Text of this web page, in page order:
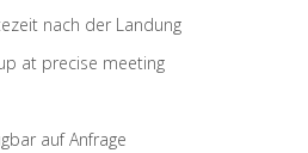
nach der Landung
at precise meeting
auf Anfrage